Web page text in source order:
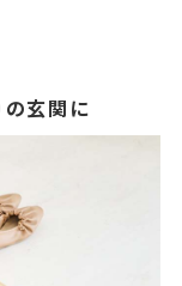
玄関に